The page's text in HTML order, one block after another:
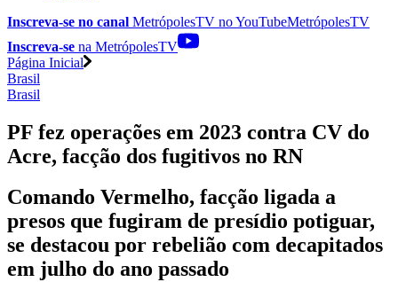
Inscreva-se no canal MetrópolesTV noYouTubeMetrópolesTV
Inscreva-se na MetrópolesTV
Página Inicial
Brasil
Brasil
PF fez operações em 2023 contra CV do
Acre, facção dos fugitivos no RN
Comando Vermelho, facção ligada a
presos que fugiram de presídio potiguar,
se destacou por rebelião com decapitados
em julho do ano passado